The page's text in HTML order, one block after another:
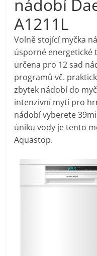
pračky,
televize,
mobilní
bazény
nádobí
A1211L
Volně stojící myčka
úsporné energetické
určena pro 12 sad
programů vč.
zbytek nádobí do
intenzivní mytí pro
nádobí vyberete
úniku vody je tento
Aquastop.